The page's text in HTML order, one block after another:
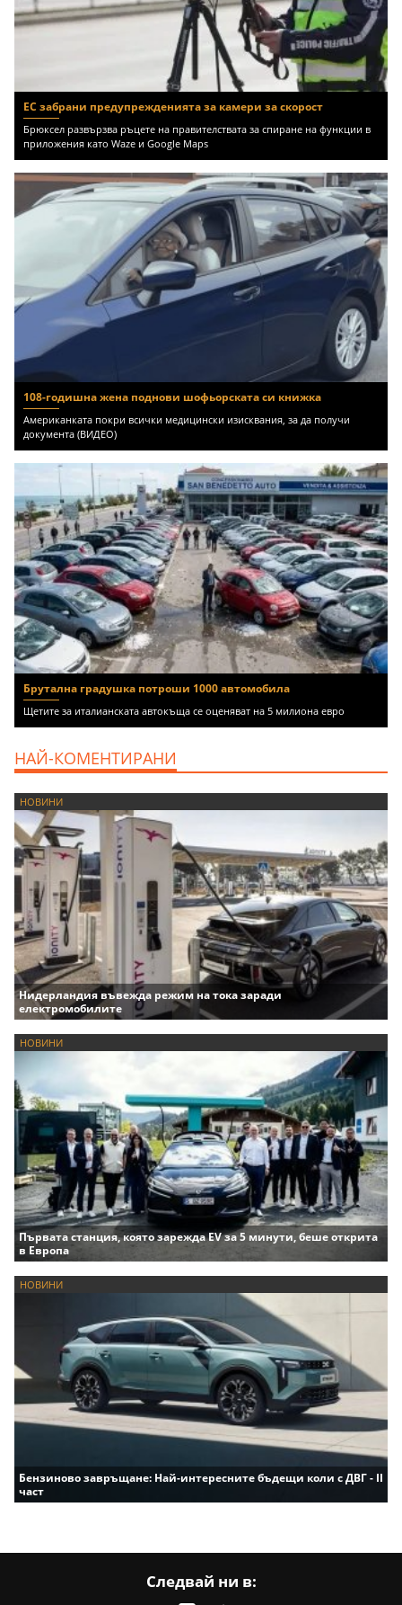
ЕС забрани предупрежденията за камери за скорост
Брюксел развързва ръцете на правителствата за спиране на функции в
приложения като Waze и Google Maps
108-годишна жена поднови шофьорската си книжка
Американката покри всички медицински изисквания, за да получи
документа (ВИДЕО)
Брутална градушка потроши 1000 автомобила
Щетите за италианската автокъща се оценяват на 5 милиона евро
НАЙ-КОМЕНТИРАНИ
НОВИНИ
Нидерландия въвежда режим на тока заради
електромобилите
НОВИНИ
Първата станция, която зарежда EV за 5 минути, беше открита
в Европа
НОВИНИ
Бензиново завръщане: Най-интересните бъдещи коли с ДВГ - II
част
Следвай ни в: